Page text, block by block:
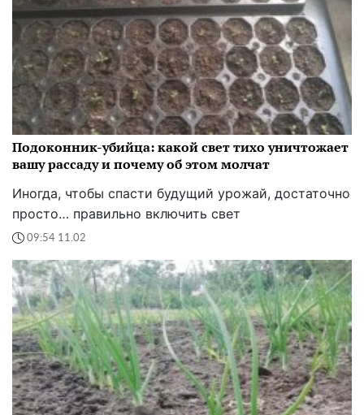
Подоконник-убийца: какой свет тихо уничтожает
вашу рассаду и почему об этом молчат
Иногда, чтобы спасти будущий урожай, достаточно
просто… правильно включить свет
09:54 11.02